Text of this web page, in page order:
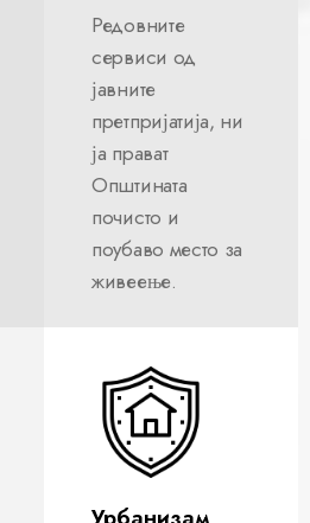
Редовните
сервиси од
јавните
претпријатија, ни
ја прават
Општината
почисто и
поубаво место за
живеење.